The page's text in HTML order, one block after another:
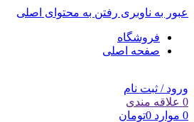
عبور به ناوبری رفتن به محتوای اصلی
فروشگاه
صفحه اصلی
ورود / ثبت نام
0 علاقه مندی
0 موارد 0تومان